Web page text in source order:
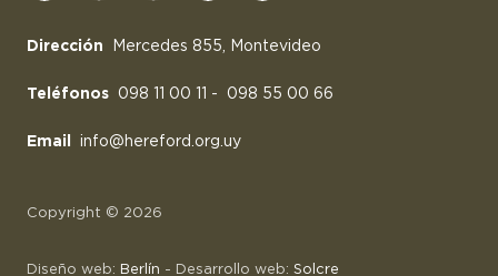
Dirección Mercedes 855, Montevideo
Teléfonos 098 11 00 11 - 098 55 00 66
Email info@hereford.org.uy
Copyright © 2026
Diseño web: Berlín - Desarrollo web: Solcre